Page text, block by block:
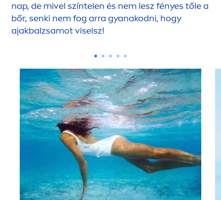
nap, de mivel színtelen és nem lesz fényes tőle a
bőr, senki nem fog arra gyanakodni, hogy
ajakbalzsamot viselsz!